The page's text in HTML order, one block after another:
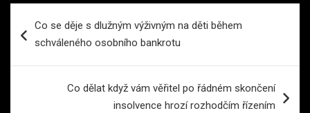
proCo se děje s dlužným výživným na děti během
schváleného osobního bankrotu
Co dělat když vám věřitel po řádném skončení
insolvence hrozí rozhodčím řízením